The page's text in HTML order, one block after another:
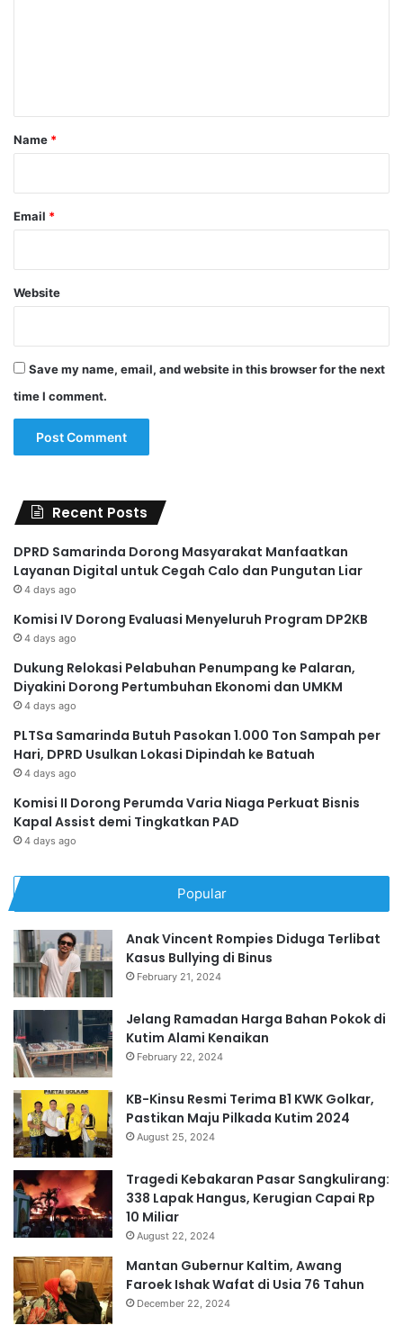
*
Name *
Email *
Website
Save my name, email, and website in this browser for the next
time I comment.
Recent Posts
DPRD Samarinda Dorong Masyarakat Manfaatkan
Layanan Digital untuk Cegah Calo dan Pungutan Liar
4 days ago
Komisi IV Dorong Evaluasi Menyeluruh Program DP2KB
4 days ago
Dukung Relokasi Pelabuhan Penumpang ke Palaran,
Diyakini Dorong Pertumbuhan Ekonomi dan UMKM
4 days ago
PLTSa Samarinda Butuh Pasokan 1.000 Ton Sampah per
Hari, DPRD Usulkan Lokasi Dipindah ke Batuah
4 days ago
Komisi II Dorong Perumda Varia Niaga Perkuat Bisnis
Kapal Assist demi Tingkatkan PAD
4 days ago
Popular
Anak Vincent Rompies Diduga Terlibat
Kasus Bullying di Binus
February 21, 2024
Jelang Ramadan Harga Bahan Pokok di
Kutim Alami Kenaikan
February 22, 2024
KB-Kinsu Resmi Terima B1 KWK Golkar,
Pastikan Maju Pilkada Kutim 2024
August 25, 2024
Tragedi Kebakaran Pasar Sangkulirang:
338 Lapak Hangus, Kerugian Capai Rp
10 Miliar
August 22, 2024
Mantan Gubernur Kaltim, Awang
Faroek Ishak Wafat di Usia 76 Tahun
December 22, 2024